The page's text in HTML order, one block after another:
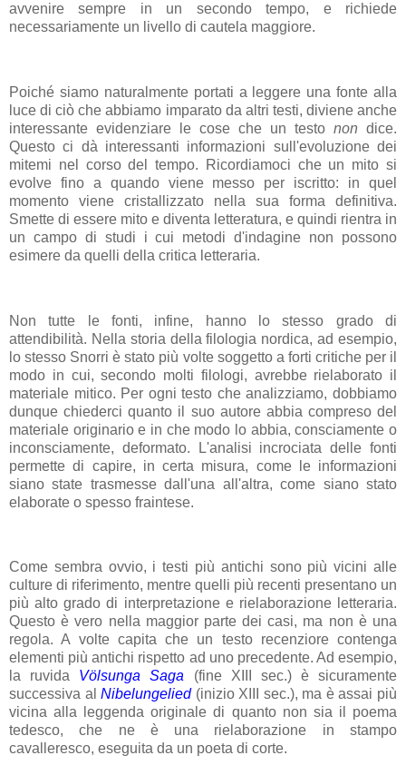
avvenire sempre in un secondo tempo, e richiede
necessariamente un livello di cautela maggiore.
Poiché siamo naturalmente portati a leggere una fonte alla
luce di ciò che abbiamo imparato da altri testi, diviene anche
interessante evidenziare le cose che un testo non dice.
Questo ci dà interessanti informazioni sull'evoluzione dei
mitemi nel corso del tempo. Ricordiamoci che un mito si
evolve fino a quando viene messo per iscritto: in quel
momento viene cristallizzato nella sua forma definitiva.
Smette di essere mito e diventa letteratura, e quindi rientra in
un campo di studi i cui metodi d'indagine non possono
esimere da quelli della critica letteraria.
Non tutte le fonti, infine, hanno lo stesso grado di
attendibilità. Nella storia della filologia nordica, ad esempio,
lo stesso Snorri è stato più volte soggetto a forti critiche per il
modo in cui, secondo molti filologi, avrebbe rielaborato il
materiale mitico. Per ogni testo che analizziamo, dobbiamo
dunque chiederci quanto il suo autore abbia compreso del
materiale originario e in che modo lo abbia, consciamente o
inconsciamente, deformato. L'analisi incrociata delle fonti
permette di capire, in certa misura, come le informazioni
siano state trasmesse dall'una all'altra, come siano stato
elaborate o spesso fraintese.
Come sembra ovvio, i testi più antichi sono più vicini alle
culture di riferimento, mentre quelli più recenti presentano un
più alto grado di interpretazione e rielaborazione letteraria.
Questo è vero nella maggior parte dei casi, ma non è una
regola. A volte capita che un testo recenziore contenga
elementi più antichi rispetto ad uno precedente. Ad esempio,
la ruvida Völsunga Saga (fine XIII sec.) è sicuramente
successiva alNibelungelied (inizio XIII sec.), ma è assai più
vicina alla leggenda originale di quanto non sia il poema
tedesco, che ne è una rielaborazione in stampo
cavalleresco, eseguita da un poeta di corte.